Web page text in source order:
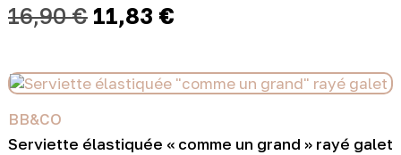
16,90€ Le
prix
était :
16,90 €.
11,83 €Le
est :
11,83 €.
BB&CO
Serviette élastiquée « comme un grand » rayé galet